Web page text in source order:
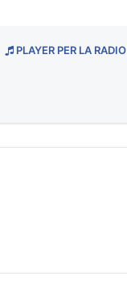
PLAYER PER LA RADIO